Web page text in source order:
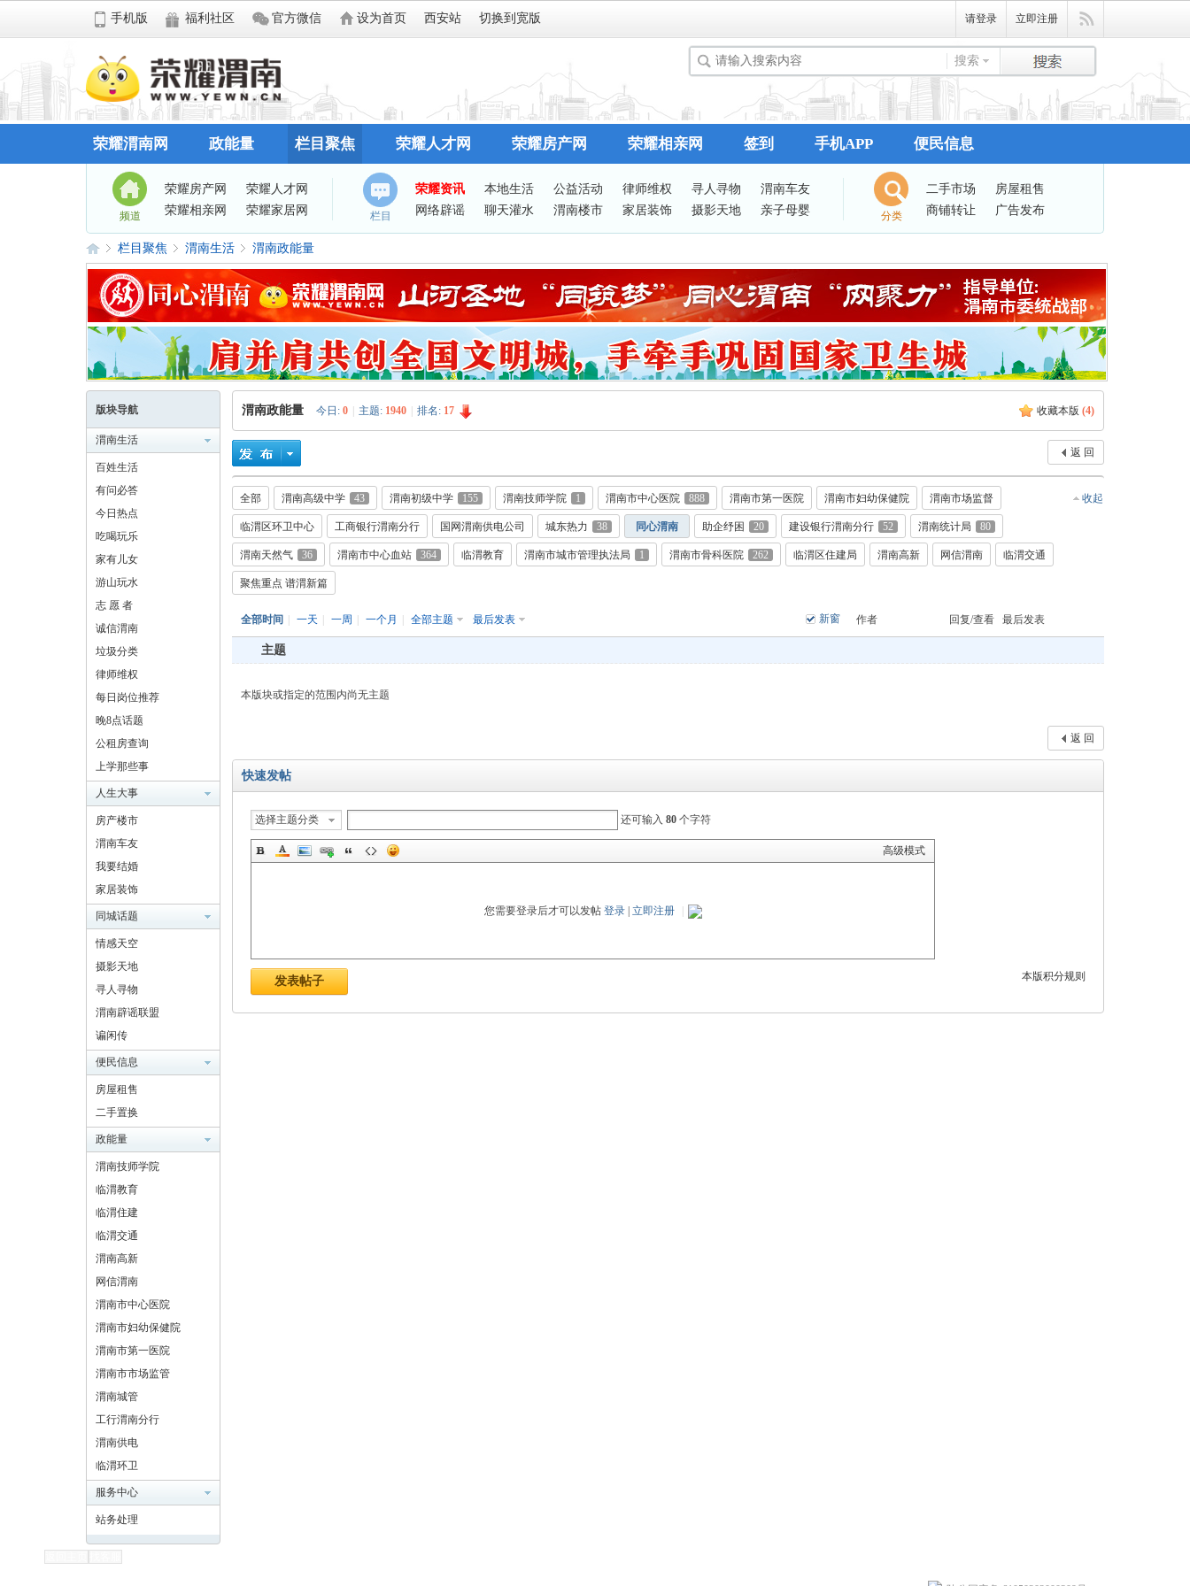
手机版 福利社区 官方微信 设为首页 西安站 切换到宽版 请登录 立即注册
搜索
荣耀渭南网 政能量 栏目聚焦 荣耀人才网 荣耀房产网 荣耀相亲网 签到 手机APP 便民信息
频道
荣耀房产网
荣耀人才网
荣耀相亲网
荣耀家居网 栏目
荣耀资讯 本地生活 公益活动 律师维权 寻人寻物
渭南车友
网络辟谣
聊天灌水 渭南楼市 家居装饰 摄影天地
亲子母婴
谈婚论嫁
志愿服务 有问必答 站务处理
分类
二手市场
房屋租售
商铺转让
广告发布
荣
渭
网
»
栏目聚焦
›
渭南生活
›
渭南政能量
版块导航
渭南生活
百姓生活
有问必答
今日热点
吃喝玩乐
家有儿女
游山玩水
志 愿 者
诚信渭南
垃圾分类
律师维权
每日岗位推荐
晚8点话题
公租房查询
上学那些事
人生大事
房产楼市
渭南车友
我要结婚
家居装饰
同城话题
情感天空
摄影天地
寻人寻物
渭南辟谣联盟
谝闲传
便民信息
房屋租售
二手置换
政能量
渭南技师学院
临渭教育
临渭住建
临渭交通
渭南高新
网信渭南
渭南市中心医院
渭南市妇幼保健院
渭南市第一医院
渭南市市场监管
渭南城管
工行渭南分行
渭南供电
临渭环卫
服务中心
站务处理
收藏本版 (4)
渭南政能量 今日: 0 主题: 1940 排名: 17
返 回
收起
全部 渭南高级中学 43 渭南初级中学 155 渭南技师学院 1 渭南市中心医院 888 渭南市第一医院 渭南市妇幼保健院 渭南市场监督
临渭区环卫中心 工商银行渭南分行 国网渭南供电公司 城东热力 38 同心渭南 助企纾困 20 建设银行渭南分行 52 渭南统计局 80
渭南天然气 36 渭南市中心血站 364 临渭教育 渭南市城市管理执法局 1 渭南市骨科医院 262 临渭区住建局 渭南高新 网信渭南 临渭交通
聚焦重点 谱渭新篇
新窗
全部时间 一天 一周 一个月 全部主题 最后发表 作者 回复/查看 最后发表
主题
本版块或指定的范围内尚无主题
返 回
快速发帖
选择主题分类 还可输入 80 个字符
高级模式
您需要登录后才可以发帖 登录| 立即注册
本版积分规则
发表帖子